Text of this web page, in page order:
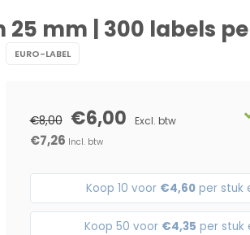
25 mm | 300 labels
EURO-LABEL
€8,00 €6,00 Excl. btw
€7,26 Incl. btw
Koop 10 voor €4,60per stuk
Koop 50 voor €4,35 per stuk